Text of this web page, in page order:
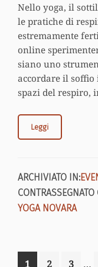
Nello yoga, il
le pratiche di
estremamente
online
siano uno
accordare il
spazi del respiro,
Leggi
ARCHIVIATO IN:
CONTRASSEGNATO
YOGA NOVARA
Pagina
1 Pagina
2 Pagina
3 …